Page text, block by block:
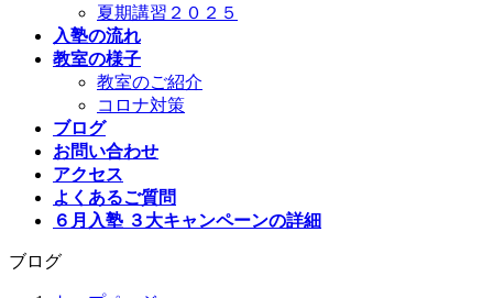
夏期講習２０２５
入塾の流れ
教室の様子
教室のご紹介
コロナ対策
ブログ
お問い合わせ
アクセス
よくあるご質問
６月入塾 ３大キャンペーンの詳細
ブログ